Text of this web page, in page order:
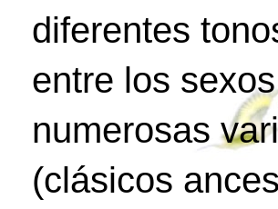
diferentes
entre los
numerosas
(clásicos